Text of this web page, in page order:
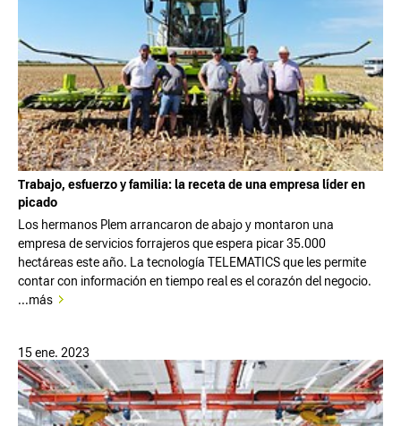
Trabajo, esfuerzo y familia: la receta de una empresa líder en
picado
Los hermanos Plem arrancaron de abajo y montaron una
empresa de servicios forrajeros que espera picar 35.000
hectáreas este año. La tecnología TELEMATICS que les permite
contar con información en tiempo real es el corazón del negocio.
...más
15 ene. 2023